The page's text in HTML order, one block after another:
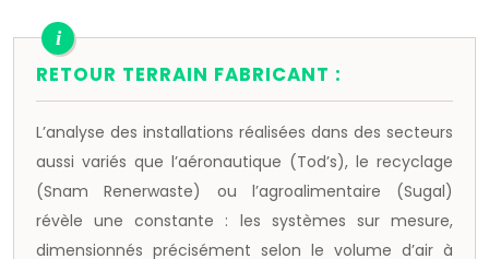
RETOUR TERRAIN FABRICANT :
L’analyse des installations réalisées dans des secteurs
aussi variés que l’aéronautique (Tod’s), le recyclage
(Snam Renerwaste) ou l’agroalimentaire (Sugal)
révèle une constante : les systèmes sur mesure,
dimensionnés précisément selon le volume d’air à